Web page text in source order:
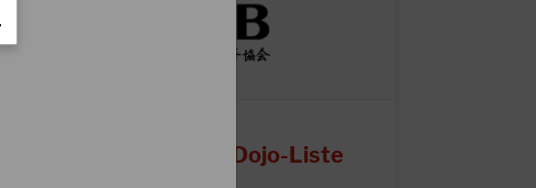
Aktualisierung der Dojo-Liste